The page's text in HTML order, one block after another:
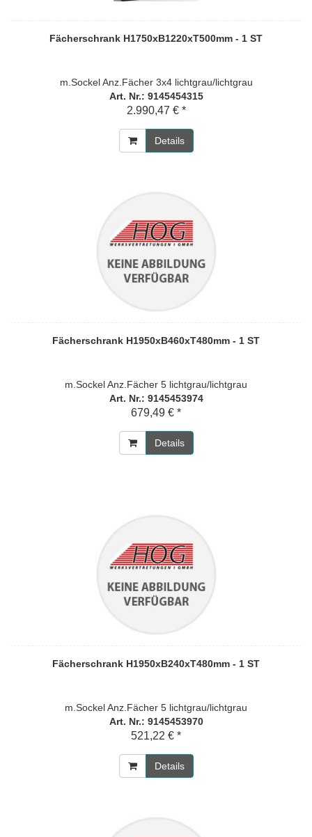
Fächerschrank H1750xB1220xT500mm - 1 ST
m.Sockel Anz.Fächer 3x4 lichtgrau/lichtgrau
Art. Nr.: 9145454315
2.990,47 € *
Details
Fächerschrank H1950xB460xT480mm - 1 ST
m.Sockel Anz.Fächer 5 lichtgrau/lichtgrau
Art. Nr.: 9145453974
679,49 € *
Details
Fächerschrank H1950xB240xT480mm - 1 ST
m.Sockel Anz.Fächer 5 lichtgrau/lichtgrau
Art. Nr.: 9145453970
521,22 € *
Details